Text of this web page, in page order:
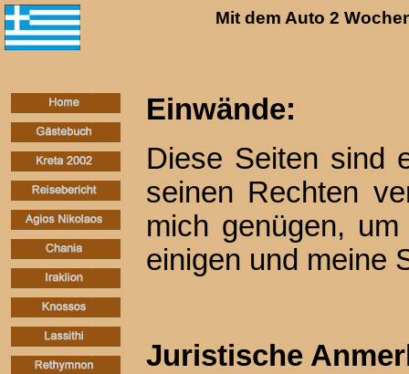
Mit dem Auto 2
Einwände:
Diese Seiten sind
seinen Rechten
mich genügen,
einigen und meine
Juristische